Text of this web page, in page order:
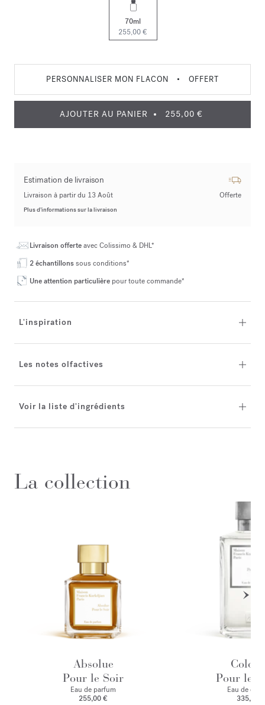
70ml
255,00 €
PERSONNALISER MON FLACON • OFFERT
AJOUTER AU PANIER 255,00 €
Estimation de livraison
Livraison à partir du 13 Août Offerte
Plus d’informations sur la livraison
Livraison offerteavec Colissimo & DHL*
2 échantillonssous conditions*
Une attention particulière pour toute commande*
L'inspiration
Les notes olfactives
Voir la liste d'ingrédients
La collection
Absolue
Pour le Soir
Eau de parfum
255,00 €
Pour le
Eau de
335,00 €